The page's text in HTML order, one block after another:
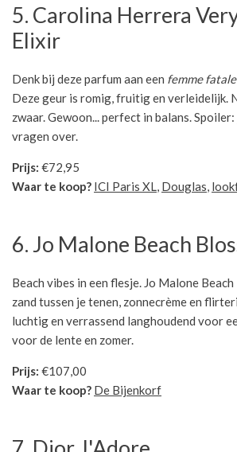
5. Carolina Herrera
Elixir
Denk bij deze parfum aan een femme fatale
Deze geur is romig, fruitig en verleidelijk.
zwaar. Gewoon... perfect in balans.
vragen over.
Prijs: €72,95
Waar te koop? ICI Paris XL, Douglas,
6. Jo Malone Beach
Beach vibes in een flesje. Jo Malone
zand tussen je tenen, zonnecrème en
luchtig en verrassend langhoudend voor
voor de lente en zomer.
Prijs: €107,00
Waar te koop? De Bijenkorf